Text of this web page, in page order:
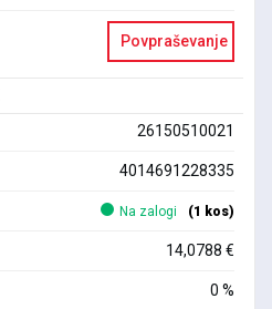
Povpraševanje
26150510021
4014691228335
Na zalogi (1 kos)
14,0788 €
0 %